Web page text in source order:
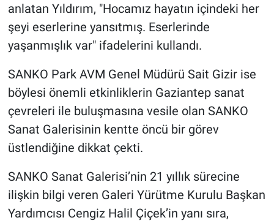
anlatan Yıldırım, "Hocamız hayatın içindeki her
şeyi eserlerine yansıtmış. Eserlerinde
yaşanmışlık var" ifadelerini kullandı.
SANKO Park AVM Genel Müdürü Sait Gizir ise
böylesi önemli etkinliklerin Gaziantep sanat
çevreleri ile buluşmasına vesile olan SANKO
Sanat Galerisinin kentte öncü bir görev
üstlendiğine dikkat çekti.
SANKO Sanat Galerisi’nin 21 yıllık sürecine
ilişkin bilgi veren Galeri Yürütme Kurulu Başkan
Yardımcısı Cengiz Halil Çiçek’in yanı sıra,